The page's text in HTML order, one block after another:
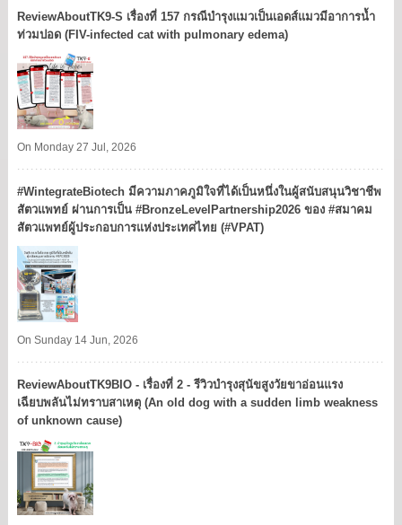
ReviewAboutTK9-S เรื่องที่ 157 กรณีบำรุงแมวเป็นเอดส์แมวมีอาการน้ำ
ท่วมปอด (FIV-infected cat with pulmonary edema)
On Monday 27 Jul, 2026
#WintegrateBiotech มีความภาคภูมิใจที่ได้เป็นหนึ่งในผู้สนับสนุนวิชาชีพ
สัตวแพทย์ ผ่านการเป็น #BronzeLevelPartnership2026 ของ #สมาคม
สัตวแพทย์ผู้ประกอบการแห่งประเทศไทย (#VPAT)
On Sunday 14 Jun, 2026
ReviewAboutTK9BIO - เรื่องที่ 2 - รีวิวบำรุงสุนัขสูงวัยขาอ่อนแรง
เฉียบพลันไม่ทราบสาเหตุ (An old dog with a sudden limb weakness
of unknown cause)